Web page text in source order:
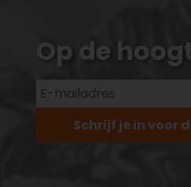
Op de
Schrijf je in voor